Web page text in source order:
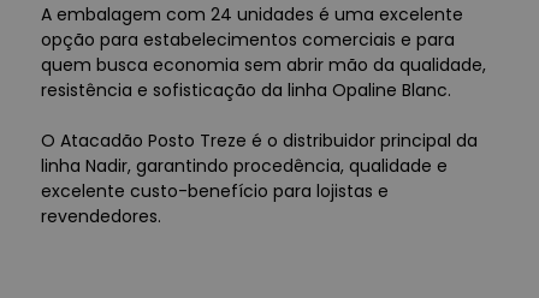
A embalagem com 24 unidades é uma excelente
opção para estabelecimentos comerciais e para
quem busca economia sem abrir mão da qualidade,
resistência e sofisticação da linha Opaline Blanc.
O Atacadão Posto Treze é o distribuidor principal da
linha Nadir, garantindo procedência, qualidade e
excelente custo-benefício para lojistas e
revendedores.